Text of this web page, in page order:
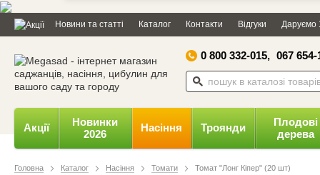
Дозвольте сайту megasad.net
відправляти вам сповіщення на
робочий стіл.
Powered by SendPulse Заборонити
Новини та статті Каталог Контакти Відгуки Даруємо
0 800 332-015, 067 654-
Акції
Новинки
2026
Насіння Троянди
Плодові
дерева
Головна Каталог Насіння Томати Томат "Лонг Кіпер" (20 шт)